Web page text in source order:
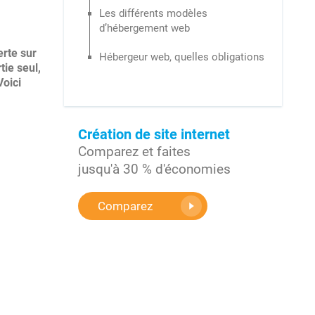
sur
seul,
Les différents modèles
d’hébergement web
Hébergeur web, quelles obligations
Création de site internet
Comparez et faites
jusqu'à 30 % d'économies
Comparez